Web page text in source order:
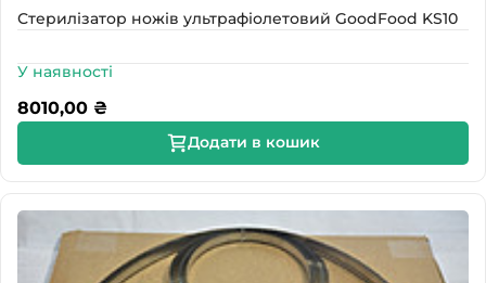
Стерилізатор ножів ультрафіолетовий GoodFood KS10
У наявності
8010,00 ₴
Додати в кошик